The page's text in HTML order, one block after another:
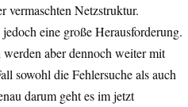
vermaschten Netzstruktur.
eine große Herausforderung.
aber dennoch weiter mit
sowohl die Fehlersuche als auch
darum geht es im jetzt